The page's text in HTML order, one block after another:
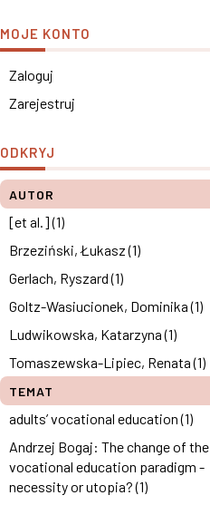
MOJE KONTO
Zaloguj
Zarejestruj
ODKRYJ
AUTOR
[et al.] (1)
Brzeziński, Łukasz (1)
Gerlach, Ryszard (1)
Goltz-Wasiucionek, Dominika (1)
Ludwikowska, Katarzyna (1)
Tomaszewska-Lipiec, Renata (1)
TEMAT
adults’ vocational education (1)
Andrzej Bogaj: The change of the
vocational education paradigm -
necessity or utopia? (1)